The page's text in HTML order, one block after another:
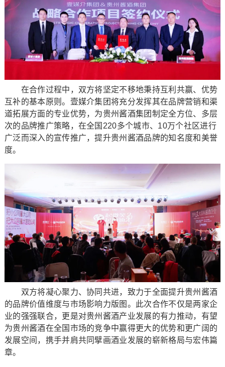
在合作过程中，双方将坚定不移地秉持互利共赢、优势
互补的基本原则。壹媒介集团将充分发挥其在品牌营销和渠
道拓展方面的专业优势，为贵州酱酒集团制定全方位、多层
次的品牌推广策略，在全国220多个城市、10万个社区进行
广泛而深入的宣传推广，提升贵州酱酒品牌的知名度和美誉
度。
双方将凝心聚力、协同共进，致力于全面提升贵州酱酒
的品牌价值维度与市场影响力版图。此次合作不仅是两家企
业的强强联合，更是对贵州酱酒产业发展的有力推动，有望
为贵州酱酒在全国市场的竞争中赢得更大的优势和更广阔的
发展空间，携手并肩共同擘画酒业发展的崭新格局与宏伟篇
章。